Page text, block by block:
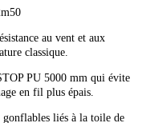
au vent et aux
classique.
PU 5000 mm qui évite
en fil plus épais.
gonflables liés à la toile de